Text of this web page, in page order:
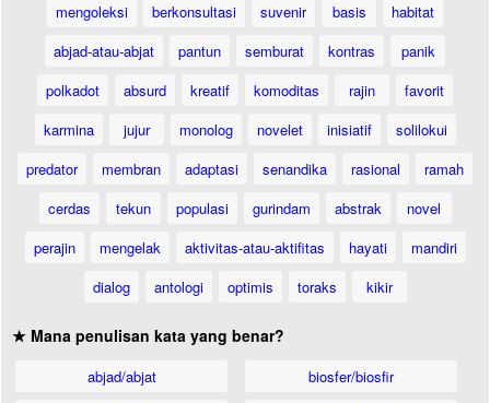
mengoleksi
berkonsultasi suvenir basis
habitat
abjad-atau-abjat
pantun semburat kontras
panik
polkadot
absurd kreatif komoditas rajin
favorit
karmina
jujur monolog novelet inisiatif
solilokui
predator
membran adaptasi senandika rasional
ramah
cerdas
tekun populasi gurindam abstrak
novel
perajin
mengelak aktivitas-atau-aktifitas hayati
mandiri
dialog
antologi optimis toraks kikir
★ Mana penulisan kata yang benar?
abjad/abjat
biosfer/biosfir